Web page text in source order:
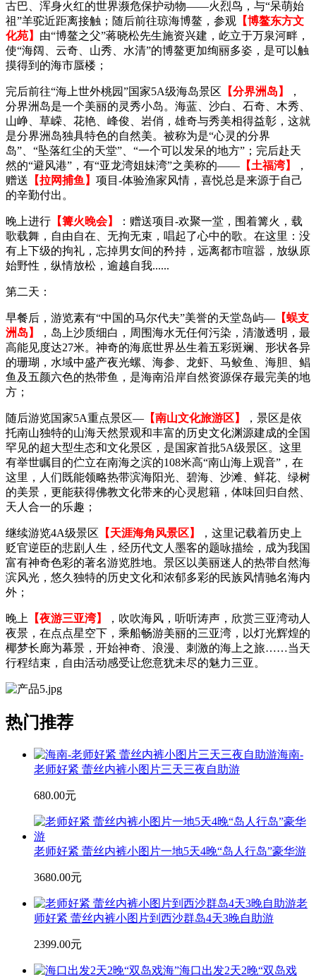
古巴、浑身火红的世界濒危保护动物——火烈鸟，与“呆萌始
祖”羊驼近距离接触；随后前往琼海博鳌，参观 【博鳌东方文
化苑】 由“博鳌之父”蒋晓松先生施资兴建，屹立于万泉河畔，
使“海阔、云奇、山秀、水清”的博鳌更加绚丽多姿，是可以触
摸得到的海市蜃楼；
完后前往“海上世外桃园”国家5A级海岛景区 【分界洲岛】
，
分界洲岛是一个美丽的灵秀小岛。海蓝、沙白、石奇、木秀、
山峥、草嵘、花艳、峰俊、岩俏，雄奇与秀美相得益彰，这就
是分界洲岛独具特色的自然美。被称为是“心灵的分界
岛”、“坠落红尘的天堂”、“一个可以发呆的地方”；完后赴天
然的“避风港”，有“亚龙湾姐妹湾”之美称的—— 【土福湾】
，
赠送 【拉网捕鱼】 项目-体验渔家风情，喜悦总是来源于自己
的辛勤付出。
晚上进行 【篝火晚会】
：赠送项目-欢聚一堂，围着篝火，载
歌载舞，自由自在、无拘无束，唱起了心中的歌。在这里：没
有上下级的拘礼，忘掉男女间的矜持，远离都市喧嚣，放纵原
始野性，纵情放松，逾越自我......
第二天：
早餐后，游览素有“中国的马尔代夫”美誉的天堂岛屿— 【蜈支
洲岛】
，岛上沙质细白，周围海水无任何污染，清澈透明，最
高能见度达27米。神奇的海底世界丛生着五彩斑斓、形状各异
的珊瑚，水域中盛产夜光螺、海参、龙虾、马鲛鱼、海胆、鲳
鱼及五颜六色的热带鱼，是海南沿岸自然资源保存最完美的地
方；
随后游览国家5A重点景区— 【南山文化旅游区】
，景区是依
托南山独特的山海天然景观和丰富的历史文化渊源建成的全国
罕见的超大型生态和文化景区，是国家首批5A级景区。这里
有举世瞩目的伫立在南海之滨的108米高“南山海上观音”，在
这里，人们既能领略热带滨海阳光、碧海、沙滩、鲜花、绿树
的美景，更能获得佛教文化带来的心灵慰籍，体味回归自然、
天人合一的乐趣；
继续游览4A级景区 【天涯海角风景区】
，这里记载着历史上
贬官逆臣的悲剧人生，经历代文人墨客的题咏描绘，成为我国
富有神奇色彩的著名游览胜地。景区以美丽迷人的热带自然海
滨风光，悠久独特的历史文化和浓郁多彩的民族风情驰名海内
外；
晚上 【夜游三亚湾】
，吹吹海风，听听涛声，欣赏三亚湾动人
夜景，在点点星空下，乘船畅游美丽的三亚湾，以灯光辉煌的
椰梦长廊为幕景，开始神奇、浪漫、刺激的海上之旅……当天
行程结束，自由活动感受让您意犹未尽的魅力三亚。
热门推荐
海南-
老师好紧 蕾丝内裤小图片三天三夜自助游
680.00元
老师好紧 蕾丝内裤小图片一地5天4晚“岛人行岛”豪华游
3680.00元
老
师好紧 蕾丝内裤小图片到西沙群岛4天3晚自助游
2399.00元
海口出发2天2晚“双岛戏